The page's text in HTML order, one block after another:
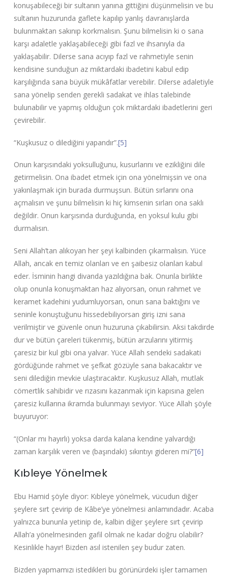
konuşabileceği bir sultanın yanına gittiğini düşünmelisin ve bu
sultanın huzurunda gaflete kapılıp yanlış davranışlarda
bulunmaktan sakınıp korkmalısın. Şunu bilmelisin ki o sana
karşı adaletle yaklaşabileceği gibi fazl ve ihsanıyla da
yaklaşabilir. Dilerse sana acıyıp fazl ve rahmetiyle senin
kendisine sunduğun az miktardaki ibadetini kabul edip
karşılığında sana büyük mükâfatlar verebilir. Dilerse adaletiyle
sana yönelip senden gerekli sadakat ve ihlas talebinde
bulunabilir ve yapmış olduğun çok miktardaki ibadetlerini geri
çevirebilir.
“Kuşkusuz o dilediğini yapandır”.[5]
Onun karşısındaki yoksulluğunu, kusurlarını ve ezikliğini dile
getirmelisin. Ona ibadet etmek için ona yönelmişsin ve ona
yakınlaşmak için burada durmuşsun. Bütün sırlarını ona
açmalısın ve şunu bilmelisin ki hiç kimsenin sırları ona saklı
değildir. Onun karşısında durduğunda, en yoksul kulu gibi
durmalısın.
Seni Allah’tan alıkoyan her şeyi kalbinden çıkarmalısın. Yüce
Allah, ancak en temiz olanları ve en şaibesiz olanları kabul
eder. İsminin hangi divanda yazıldığına bak. Onunla birlikte
olup onunla konuşmaktan haz alıyorsan, onun rahmet ve
keramet kadehini yudumluyorsan, onun sana baktığını ve
seninle konuştuğunu hissedebiliyorsan giriş izni sana
verilmiştir ve güvenle onun huzuruna çıkabilirsin. Aksi takdirde
dur ve bütün çareleri tükenmiş, bütün arzularını yitirmiş
çaresiz bir kul gibi ona yalvar. Yüce Allah sendeki sadakati
gördüğünde rahmet ve şefkat gözüyle sana bakacaktır ve
seni dilediğin mevkie ulaştıracaktır. Kuşkusuz Allah, mutlak
cömertlik sahibidir ve rızasını kazanmak için kapısına gelen
çaresiz kullarına ikramda bulunmayı seviyor. Yüce Allah şöyle
buyuruyor:
“(Onlar mı hayırlı) yoksa darda kalana kendine yalvardığı
zaman karşılık veren ve (başındaki) sıkıntıyı gideren mi?”[6]
Kıbleye Yönelmek
Ebu Hamid şöyle diyor: Kıbleye yönelmek, vücudun diğer
şeylere sırt çevirip de Kâbe’ye yönelmesi anlamındadır. Acaba
yalnızca bununla yetinip de, kalbin diğer şeylere sırt çevirip
Allah’a yönelmesinden gafil olmak ne kadar doğru olabilir?
Kesinlikle hayır! Bizden asıl istenilen şey budur zaten.
Bizden yapmamızı istedikleri bu görünürdeki işler tamamen